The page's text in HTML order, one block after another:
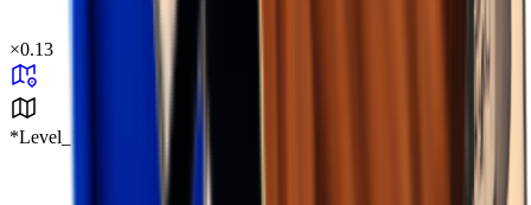
×0.13
*Level_Desert*